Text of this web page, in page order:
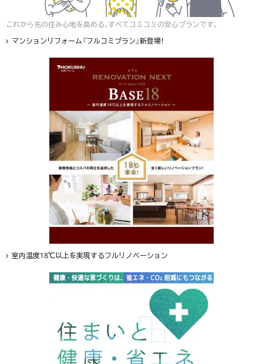
これから先の住み心地を高める、すべてコミコミの安心プランです。
マンションリフォーム『フルコミプラン』新登場！
室内温度18℃以上を実現するフルリノベーション